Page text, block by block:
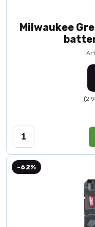
Milwaukee
(2
-62%